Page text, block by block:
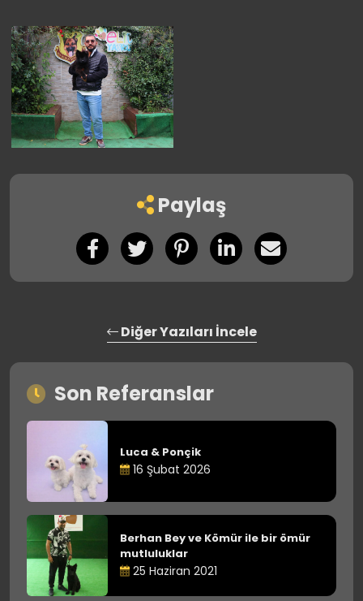
Paylaş
Diğer Yazıları İncele
Son Referanslar
Luca & Ponçik
16 Şubat 2026
Berhan Bey ve Kömür ile bir ömür
mutluluklar
25 Haziran 2021